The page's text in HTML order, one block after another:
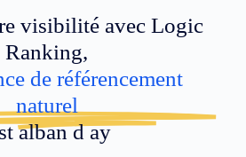
visibilité avec Logic
Ranking,
de référencement
naturel
alban d ay